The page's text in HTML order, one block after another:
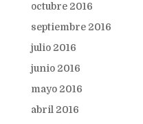
octubre 2016
septiembre 2016
julio 2016
junio 2016
mayo 2016
abril 2016